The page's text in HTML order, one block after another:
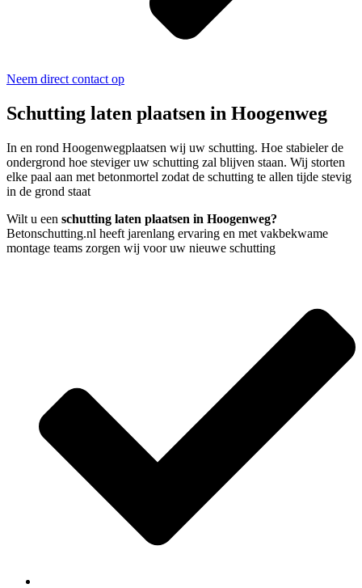
Neem direct contact op
Schutting laten plaatsen in Hoogenweg
In en rond Hoogenwegplaatsen wij uw schutting. Hoe stabieler de
ondergrond hoe steviger uw schutting zal blijven staan. Wij storten
elke paal aan met betonmortel zodat de schutting te allen tijde stevig
in de grond staat
Wilt u een schutting laten plaatsen in Hoogenweg?
Betonschutting.nl heeft jarenlang ervaring en met vakbekwame
montage teams zorgen wij voor uw nieuwe schutting